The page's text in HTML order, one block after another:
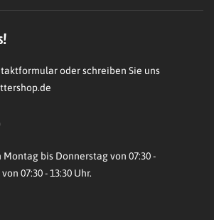
oder schreiben Sie uns
bis Donnerstag von 07:30 -
07:30 - 13:30 Uhr.